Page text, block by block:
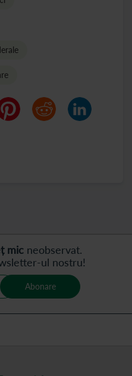
mic neobservat.
ul nostru!
Abonare